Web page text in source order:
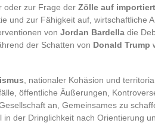
oder zur Frage der Zölle auf
und zur Fähigkeit auf, wirtschaftliche
von Jordan Bardella die
der Schatten von Donald Trump
, nationaler Kohäsion und
öffentliche Äußerungen,
an, Gemeinsames zu
in der Dringlichkeit nach Orientierung